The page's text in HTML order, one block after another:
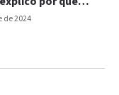
de 2024
casas